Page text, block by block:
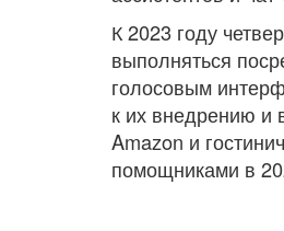
К 2023 году
выполняться
голосовым
к их внедрению и
Amazon и
помощниками в